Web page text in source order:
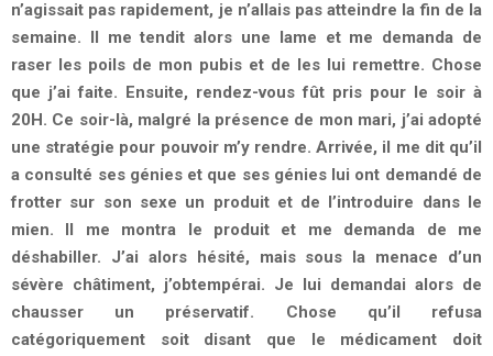
n’agissait pas rapidement, je n’allais pas atteindre la fin de la
semaine. Il me tendit alors une lame et me demanda de
raser les poils de mon pubis et de les lui remettre. Chose
que j’ai faite. Ensuite, rendez-vous fût pris pour le soir à
20H. Ce soir-là, malgré la présence de mon mari, j’ai adopté
une stratégie pour pouvoir m’y rendre. Arrivée, il me dit qu’il
a consulté ses génies et que ses génies lui ont demandé de
frotter sur son sexe un produit et de l’introduire dans le
mien. Il me montra le produit et me demanda de me
déshabiller. J’ai alors hésité, mais sous la menace d’un
sévère châtiment, j’obtempérai. Je lui demandai alors de
chausser un préservatif. Chose qu’il refusa
catégoriquement soit disant que le médicament doit